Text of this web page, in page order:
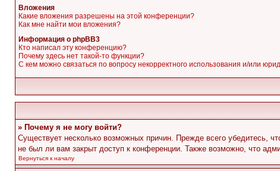
Вложения
Какие вложения разрешены на этой конференции?
Как мне найти мои вложения?
Информация о phpBB3
Кто написал эту конференцию?
Почему здесь нет такой-то функции?
С кем можно связаться по вопросу некорректного использования и/или
» Почему я не могу войти?
Существует несколько возможных причин. Прежде всего убедитесь,
не был ли вам закрыт доступ к конференции. Также возможно, что
Вернуться к началу